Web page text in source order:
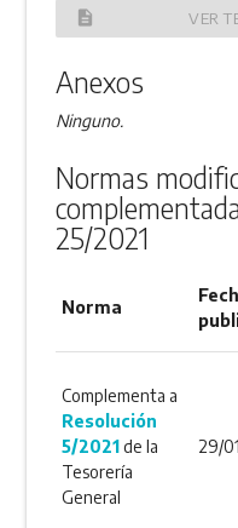
description VER
Anexos
Ninguno.
Normas
25/2021
Norma
Complementa a
Resolución
5/2021de la
Tesorería
General
29/